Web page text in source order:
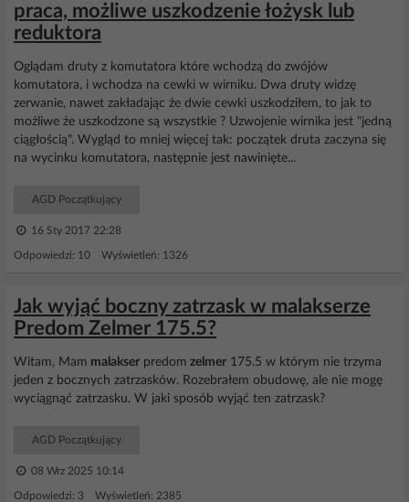
praca, możliwe uszkodzenie łożysk lub
reduktora
Oglądam druty z komutatora które wchodzą do zwójów
komutatora, i wchodza na cewki w wirniku. Dwa druty widzę
zerwanie, nawet zakładając że dwie cewki uszkodziłem, to jak to
możliwe że uszkodzone są wszystkie ? Uzwojenie wirnika jest "jedną
ciągłością". Wygląd to mniej więcej tak: początek druta zaczyna się
na wycinku komutatora, następnie jest nawinięte...
AGD Początkujący
16 Sty 2017 22:28
Odpowiedzi: 10 Wyświetleń: 1326
Jak wyjąć boczny zatrzask w malakserze
Predom Zelmer 175.5?
Witam, Mam malakser predom zelmer 175.5 w którym nie trzyma
jeden z bocznych zatrzasków. Rozebrałem obudowę, ale nie mogę
wyciągnąć zatrzasku. W jaki sposób wyjąć ten zatrzask?
AGD Początkujący
08 Wrz 2025 10:14
Odpowiedzi: 3 Wyświetleń: 2385